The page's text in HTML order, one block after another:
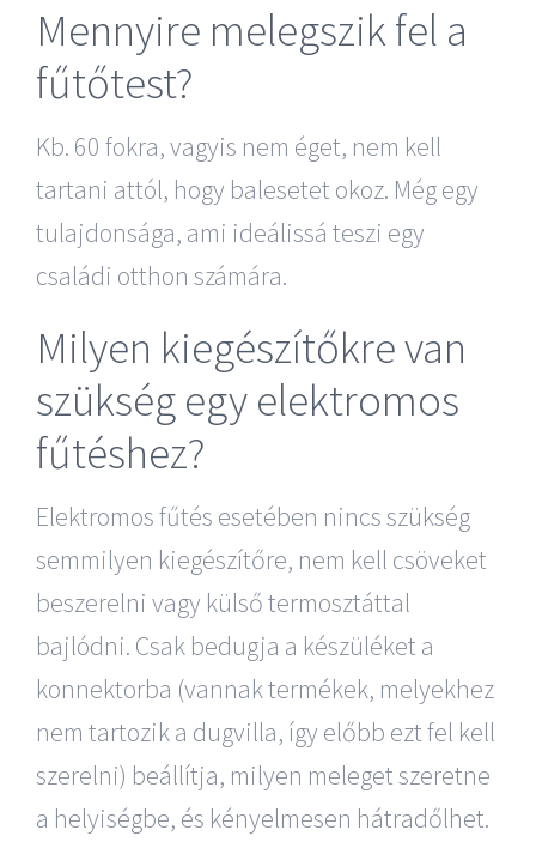
Mennyire melegszik fel a
fűtőtest?
Kb. 60 fokra, vagyis nem éget, nem kell
tartani attól, hogy balesetet okoz. Még egy
tulajdonsága, ami ideálissá teszi egy
családi otthon számára.
Milyen kiegészítőkre van
szükség egy elektromos
fűtéshez?
Elektromos fűtés esetében nincs szükség
semmilyen kiegészítőre, nem kell csöveket
beszerelni vagy külső termosztáttal
bajlódni. Csak bedugja a készüléket a
konnektorba (vannak termékek, melyekhez
nem tartozik a dugvilla, így előbb ezt fel kell
szerelni) beállítja, milyen meleget szeretne
a helyiségbe, és kényelmesen hátradőlhet.